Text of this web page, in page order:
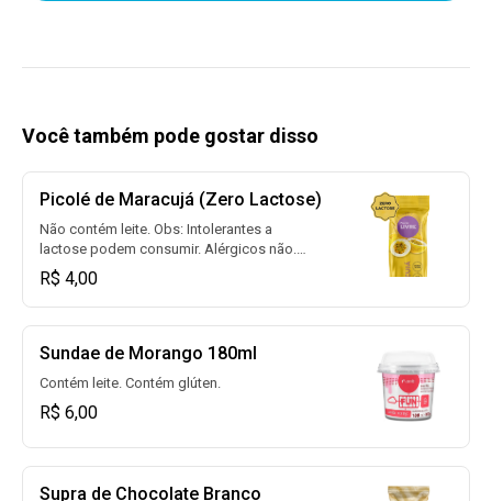
Você também pode gostar disso
Picolé de Maracujá (Zero Lactose)
Não contém leite. Obs: Intolerantes a
lactose podem consumir. Alérgicos não.
Contém glúten.
R$ 4,00
Sundae de Morango 180ml
Contém leite. Contém glúten.
R$ 6,00
Supra de Chocolate Branco